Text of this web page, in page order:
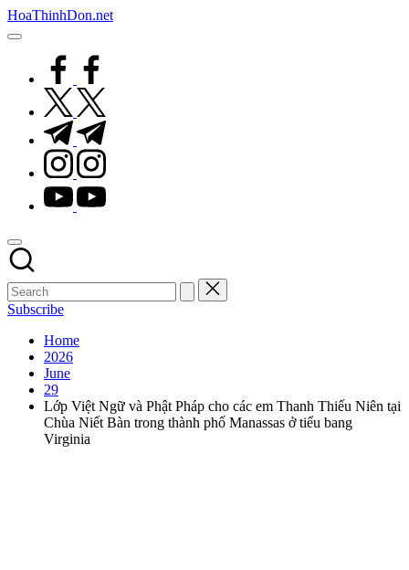
Skip
to
HoaThinhDon.net
Vietnamese
Washington
Metropolitan
facebook.com
twitter.com
t.me
instagram.com
youtube.com
Subscribe
Home
2026
June
29
Lớp Việt Ngữ và Phật Pháp cho các em Thanh Thiếu Niên tại
Chùa Niết Bàn trong thành phố Manassas ở tiểu bang
Virginia